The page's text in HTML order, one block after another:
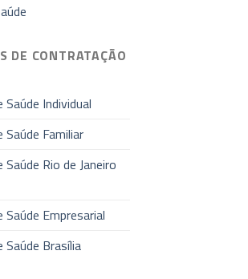
DE CONTRATAÇÃO
Saúde Individual
Saúde Familiar
Saúde Rio de Janeiro
Saúde Empresarial
Saúde Brasília